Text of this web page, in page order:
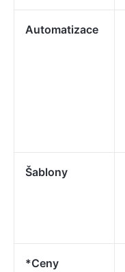
Automatizace
Šablony
*Ceny